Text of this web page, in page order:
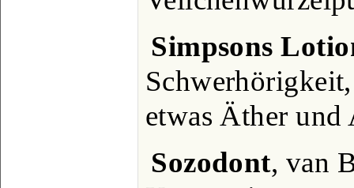
Simpsons
etwas Äther
Sozodont, van